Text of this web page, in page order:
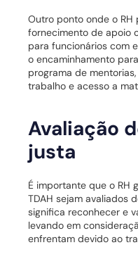
Outro ponto onde o
fornecimento de apoio
para funcionários com
o encaminhamento
programa de
trabalho e acesso a
Avaliação
justa
É importante que o RH
TDAH sejam avaliados
significa reconhecer e
levando em
enfrentam devido ao